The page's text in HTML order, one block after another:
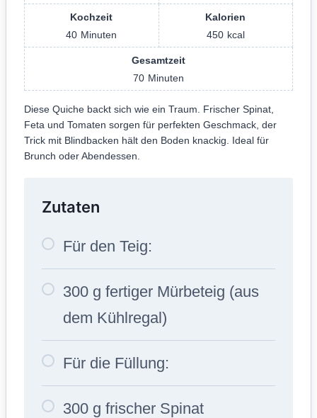
Kochzeit
40 Minuten
Kalorien
450 kcal
Gesamtzeit
70 Minuten
Diese Quiche backt sich wie ein Traum. Frischer Spinat,
Feta und Tomaten sorgen für perfekten Geschmack, der
Trick mit Blindbacken hält den Boden knackig. Ideal für
Brunch oder Abendessen.
Zutaten
Für den Teig:
300 g fertiger Mürbeteig (aus
dem Kühlregal)
Für die Füllung:
300 g frischer Spinat